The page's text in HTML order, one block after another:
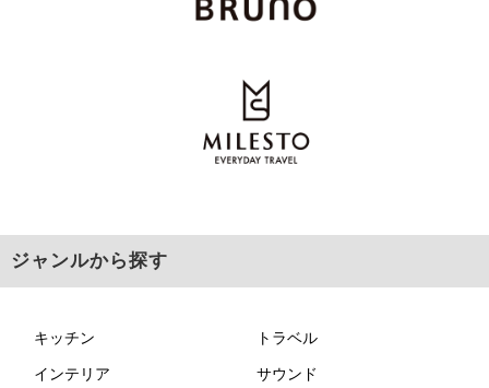
ジャンルから探す
キッチン トラベル
インテリア サウンド